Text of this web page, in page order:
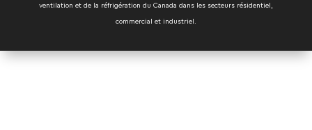
ventilation et de la réfrigération du Canada dans les secteurs résidentiel,
commercial et industriel.